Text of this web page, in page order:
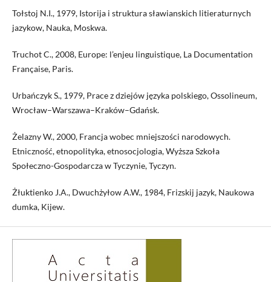
Tołstoj N.I., 1979, Istorija i struktura sławianskich litieraturnych
jazykow, Nauka, Moskwa.
Truchot C., 2008, Europe: l’enjeu linguistique, La Documentation
Française, Paris.
Urbańczyk S., 1979, Prace z dziejów języka polskiego, Ossolineum,
Wrocław–Warszawa–Kraków–Gdańsk.
Żelazny W., 2000, Francja wobec mniejszości narodowych.
Etniczność, etnopolityka, etnosocjologia, Wyższa Szkoła
Społeczno-Gospodarcza w Tyczynie, Tyczyn.
Żłuktienko J.A., Dwuchżyłow A.W., 1984, Frizskij jazyk, Naukowa
dumka, Kijew.